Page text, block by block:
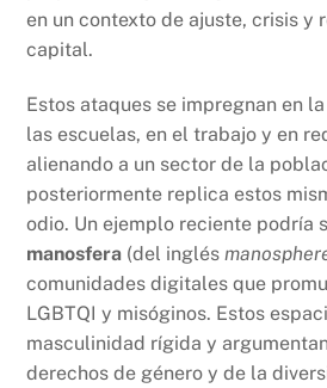
en un contexto de ajuste, crisis y
capital.
Estos ataques se impregnan en
las escuelas, en el trabajo y en
alienando a un sector de la
posteriormente replica estos
odio. Un ejemplo reciente podría
manosfera (del inglés
comunidades digitales que
LGBTQI y misóginos. Estos
masculinidad rígida y
derechos de género y de la